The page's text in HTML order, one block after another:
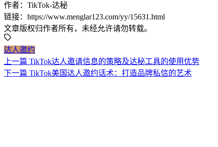
作者：TikTok-达秘
链接：https://www.menglar123.com/yy/15631.html
文章版权归作者所有，未经允许请勿转载。
达人邀约
上一篇 TikTok达人邀请信息的策略及达秘工具的使用优势
下一篇 TikTok美国达人邀约话术：打造品牌私信的艺术